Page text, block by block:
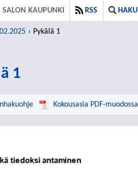
SALON KAUPUNKI RSS HAKU
Pykälä 1
1
Kokousasia PDF-muodossa